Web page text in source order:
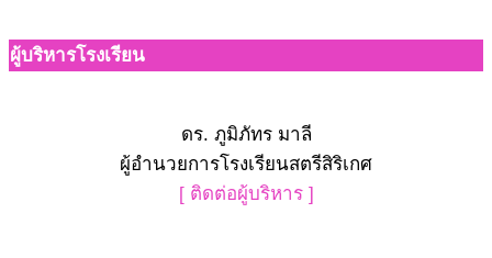
ผู้บริหารโรงเรียน
ดร. ภูมิภัทร มาลี
ผู้อำนวยการโรงเรียนสตรีสิริเกศ
[ ติดต่อผู้บริหาร ]